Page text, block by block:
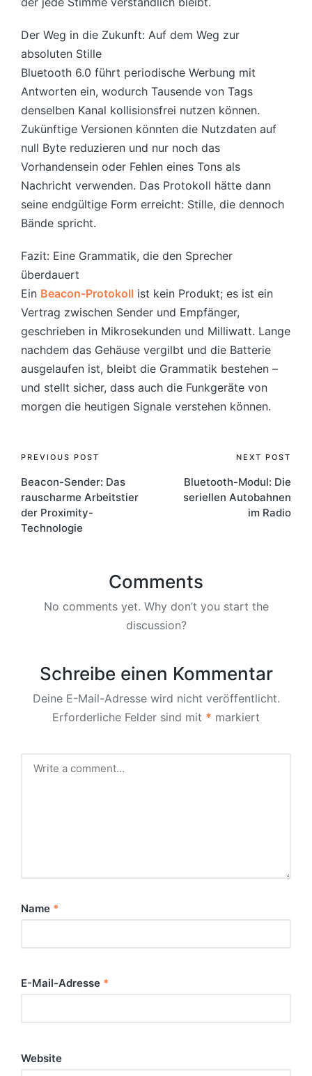
Der Weg in die Zukunft: Auf dem Weg zur
absoluten Stille
Bluetooth 6.0 führt periodische Werbung mit
Antworten ein, wodurch Tausende von Tags
denselben Kanal kollisionsfrei nutzen können.
Zukünftige Versionen könnten die Nutzdaten auf
null Byte reduzieren und nur noch das
Vorhandensein oder Fehlen eines Tons als
Nachricht verwenden. Das Protokoll hätte dann
seine endgültige Form erreicht: Stille, die dennoch
Bände spricht.
Fazit: Eine Grammatik, die den Sprecher
überdauert
Ein Beacon-Protokoll ist kein Produkt; es ist ein
Vertrag zwischen Sender und Empfänger,
geschrieben in Mikrosekunden und Milliwatt. Lange
nachdem das Gehäuse vergilbt und die Batterie
ausgelaufen ist, bleibt die Grammatik bestehen –
und stellt sicher, dass auch die Funkgeräte von
morgen die heutigen Signale verstehen können.
Post
navigation
PREVIOUS POST
Beacon-Sender: Das
rauscharme Arbeitstier
der Proximity-
Technologie
NEXT POST
Bluetooth-Modul: Die
seriellen Autobahnen
im Radio
Comments
No comments yet. Why don’t you start the
discussion?
Schreibe einen Kommentar
Deine E-Mail-Adresse wird nicht veröffentlicht.
Erforderliche Felder sind mit * markiert
Name *
E-Mail-Adresse *
Website